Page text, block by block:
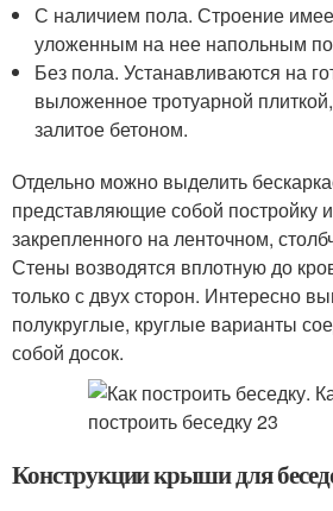
С наличием пола. Строение
уложенным на нее напольным
Без пола. Устанавливаются на
выложенное тротуарной
залитое бетоном.
Отдельно можно выделить
представляющие собой постройку
закрепленного на ленточном,
Стены возводятся вплотную до
только с двух сторон. Интересно
полукруглые, круглые варианты
собой досок.
Конструкции крыши для